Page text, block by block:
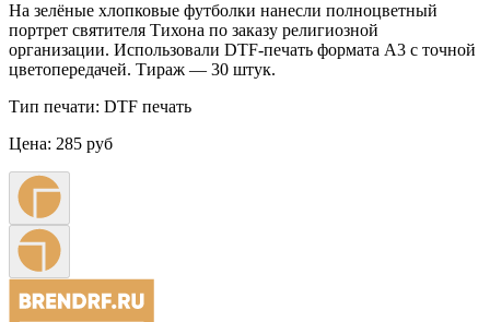
На зелёные хлопковые футболки нанесли полноцветный
портрет святителя Тихона по заказу религиозной
организации. Использовали DTF-печать формата A3 с точной
цветопередачей. Тираж — 30 штук.
Тип печати: DTF печать
Цена: 285 руб